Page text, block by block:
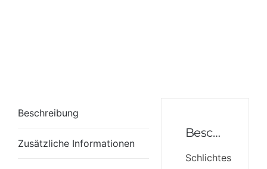
Beschreibung
Zusätzliche Informationen
Beschreibung
Schlichtes